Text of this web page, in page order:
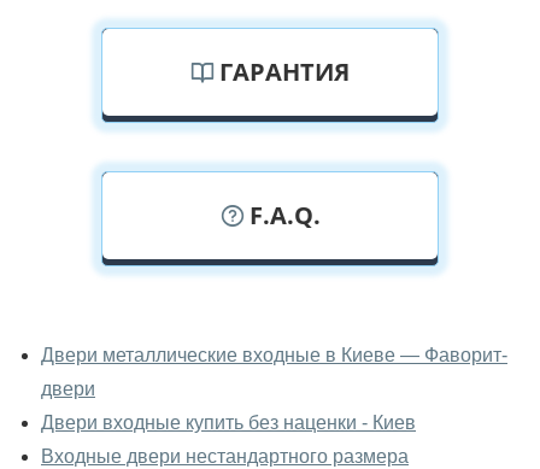
ГАРАНТИЯ
F.A.Q.
входные вживую?
Да, можно посмотреть двери входные в нашем
фирменном салоне-магазине.
Двери металлические входные в Киеве — Фаворит-
двери
Двери входные купить без наценки - Киев
Входные двери нестандартного размера